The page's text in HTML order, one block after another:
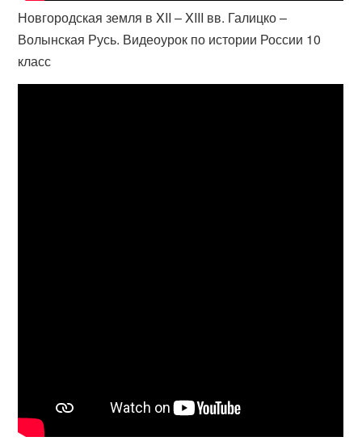
Новгородская земля в XII – XIII вв. Галицко –
Волынская Русь. Видеоурок по истории России 10
класс